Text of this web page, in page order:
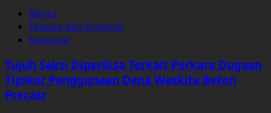
Berlaga
Di
3
Setelah
Berita
Hukum dan Kriminal
Nasional
Tujuh Saksi Diperiksa Terkait Perkara Dugaan
Tipikor Penggunaan Dana Waskita Beton
Precast